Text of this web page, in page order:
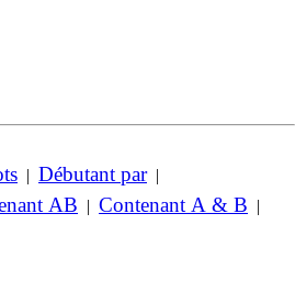
| Débutant par|
AB | Contenant A & B |